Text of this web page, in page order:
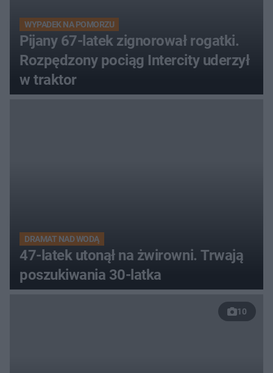
WYPADEK NA POMORZU
Pijany 67-latek zignorował rogatki.
Rozpędzony pociąg Intercity uderzył
w traktor
DRAMAT NAD WODĄ
47-latek utonął na żwirowni. Trwają
poszukiwania 30-latka
10